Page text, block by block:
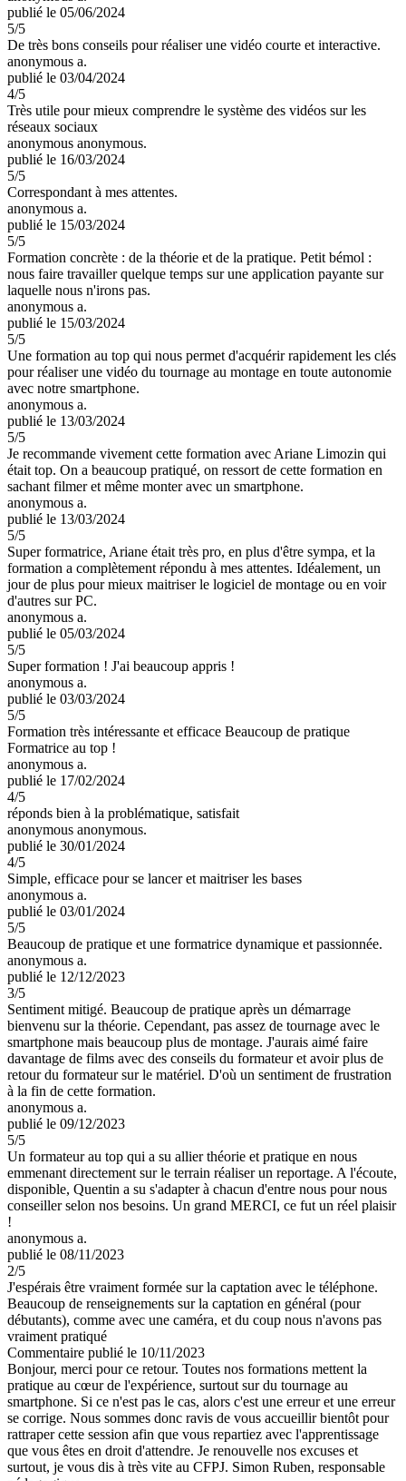
publié le 05/06/2024
5/5
De très bons conseils pour réaliser une vidéo courte et interactive.
anonymous a.
publié le 03/04/2024
4/5
Très utile pour mieux comprendre le système des vidéos sur les
réseaux sociaux
anonymous anonymous.
publié le 16/03/2024
5/5
Correspondant à mes attentes.
anonymous a.
publié le 15/03/2024
5/5
Formation concrète : de la théorie et de la pratique. Petit bémol :
nous faire travailler quelque temps sur une application payante sur
laquelle nous n'irons pas.
anonymous a.
publié le 15/03/2024
5/5
Une formation au top qui nous permet d'acquérir rapidement les clés
pour réaliser une vidéo du tournage au montage en toute autonomie
avec notre smartphone.
anonymous a.
publié le 13/03/2024
5/5
Je recommande vivement cette formation avec Ariane Limozin qui
était top. On a beaucoup pratiqué, on ressort de cette formation en
sachant filmer et même monter avec un smartphone.
anonymous a.
publié le 13/03/2024
5/5
Super formatrice, Ariane était très pro, en plus d'être sympa, et la
formation a complètement répondu à mes attentes. Idéalement, un
jour de plus pour mieux maitriser le logiciel de montage ou en voir
d'autres sur PC.
anonymous a.
publié le 05/03/2024
5/5
Super formation ! J'ai beaucoup appris !
anonymous a.
publié le 03/03/2024
5/5
Formation très intéressante et efficace Beaucoup de pratique
Formatrice au top !
anonymous a.
publié le 17/02/2024
4/5
réponds bien à la problématique, satisfait
anonymous anonymous.
publié le 30/01/2024
4/5
Simple, efficace pour se lancer et maitriser les bases
anonymous a.
publié le 03/01/2024
5/5
Beaucoup de pratique et une formatrice dynamique et passionnée.
anonymous a.
publié le 12/12/2023
3/5
Sentiment mitigé. Beaucoup de pratique après un démarrage
bienvenu sur la théorie. Cependant, pas assez de tournage avec le
smartphone mais beaucoup plus de montage. J'aurais aimé faire
davantage de films avec des conseils du formateur et avoir plus de
retour du formateur sur le matériel. D'où un sentiment de frustration
à la fin de cette formation.
anonymous a.
publié le 09/12/2023
5/5
Un formateur au top qui a su allier théorie et pratique en nous
emmenant directement sur le terrain réaliser un reportage. A l'écoute,
disponible, Quentin a su s'adapter à chacun d'entre nous pour nous
conseiller selon nos besoins. Un grand MERCI, ce fut un réel plaisir
!
anonymous a.
publié le 08/11/2023
2/5
J'espérais être vraiment formée sur la captation avec le téléphone.
Beaucoup de renseignements sur la captation en général (pour
débutants), comme avec une caméra, et du coup nous n'avons pas
vraiment pratiqué
Commentaire publié le 10/11/2023
Bonjour, merci pour ce retour. Toutes nos formations mettent la
pratique au cœur de l'expérience, surtout sur du tournage au
smartphone. Si ce n'est pas le cas, alors c'est une erreur et une erreur
se corrige. Nous sommes donc ravis de vous accueillir bientôt pour
rattraper cette session afin que vous repartiez avec l'apprentissage
que vous êtes en droit d'attendre. Je renouvelle nos excuses et
surtout, je vous dis à très vite au CFPJ. Simon Ruben, responsable